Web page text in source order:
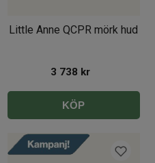
Little Anne QCPR mörk hud
3 738 kr
KÖP